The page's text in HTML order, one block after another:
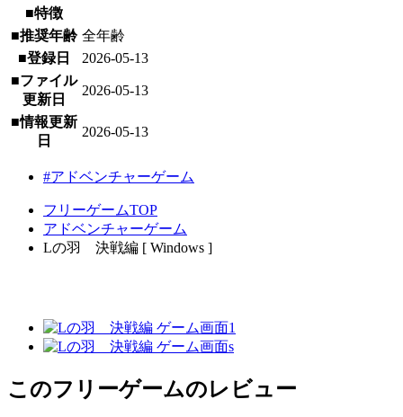
■特徴
■推奨年齢 全年齢
■登録日
2026-05-13
■ファイル
更新日
2026-05-13
■情報更新
日
2026-05-13
#アドベンチャーゲーム
フリーゲームTOP
アドベンチャーゲーム
Lの羽 決戦編 [ Windows ]
このフリーゲームのレビュー